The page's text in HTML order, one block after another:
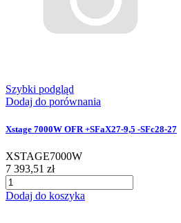
Szybki podgląd
Dodaj do porównania
Xstage 7000W OFR +SFaX27-9,5 -SFc28-27
XSTAGE7000W
7 393,51 zł
Dodaj do koszyka